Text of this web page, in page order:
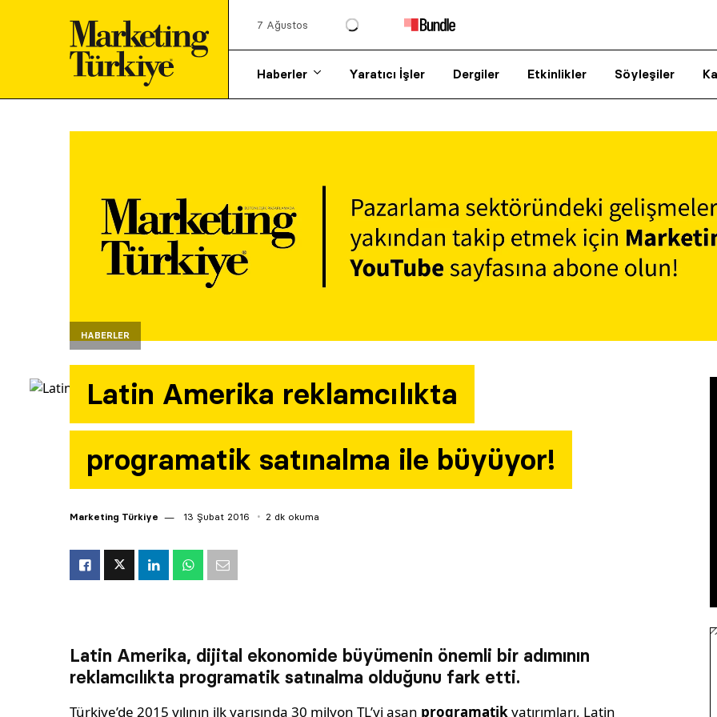
7 Ağustos
Haberler Yaratıcı İşler Dergiler Etkinlikler Söyleşiler
HABERLER
Latin Amerika reklamcılıkta
programatik satınalma ile büyüyor!
Marketing Türkiye 13 Şubat 2016 2 dk okuma
Latin Amerika, dijital ekonomide büyümenin önemli bir adımının
reklamcılıkta programatik satınalma olduğunu fark etti.
Türkiye’de 2015 yılının ilk yarısında 30 milyon TL’yi aşan programatik yatırımları, Latin